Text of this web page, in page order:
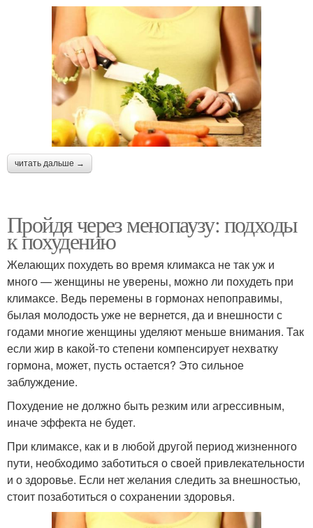
читать дальше →
Пройдя через менопаузу: подходы
к похудению
Желающих похудеть во время климакса не так уж и
много — женщины не уверены, можно ли похудеть при
климаксе. Ведь перемены в гормонах непоправимы,
былая молодость уже не вернется, да и внешности с
годами многие женщины уделяют меньше внимания. Так
если жир в какой-то степени компенсирует нехватку
гормона, может, пусть остается? Это сильное
заблуждение.
Похудение не должно быть резким или агрессивным,
иначе эффекта не будет.
При климаксе, как и в любой другой период жизненного
пути, необходимо заботиться о своей привлекательности
и о здоровье. Если нет желания следить за внешностью,
стоит позаботиться о сохранении здоровья.